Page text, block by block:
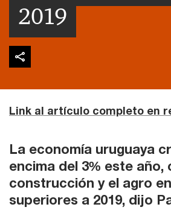
2019
Link al artículo completo en
La economía uruguaya
encima del 3% este año,
construcción y el agro
superiores a 2019, dijo